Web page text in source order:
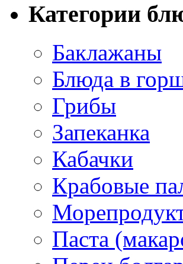
Категории
Баклажаны
Блюда в
Грибы
Запеканка
Кабачки
Крабовые
Паста